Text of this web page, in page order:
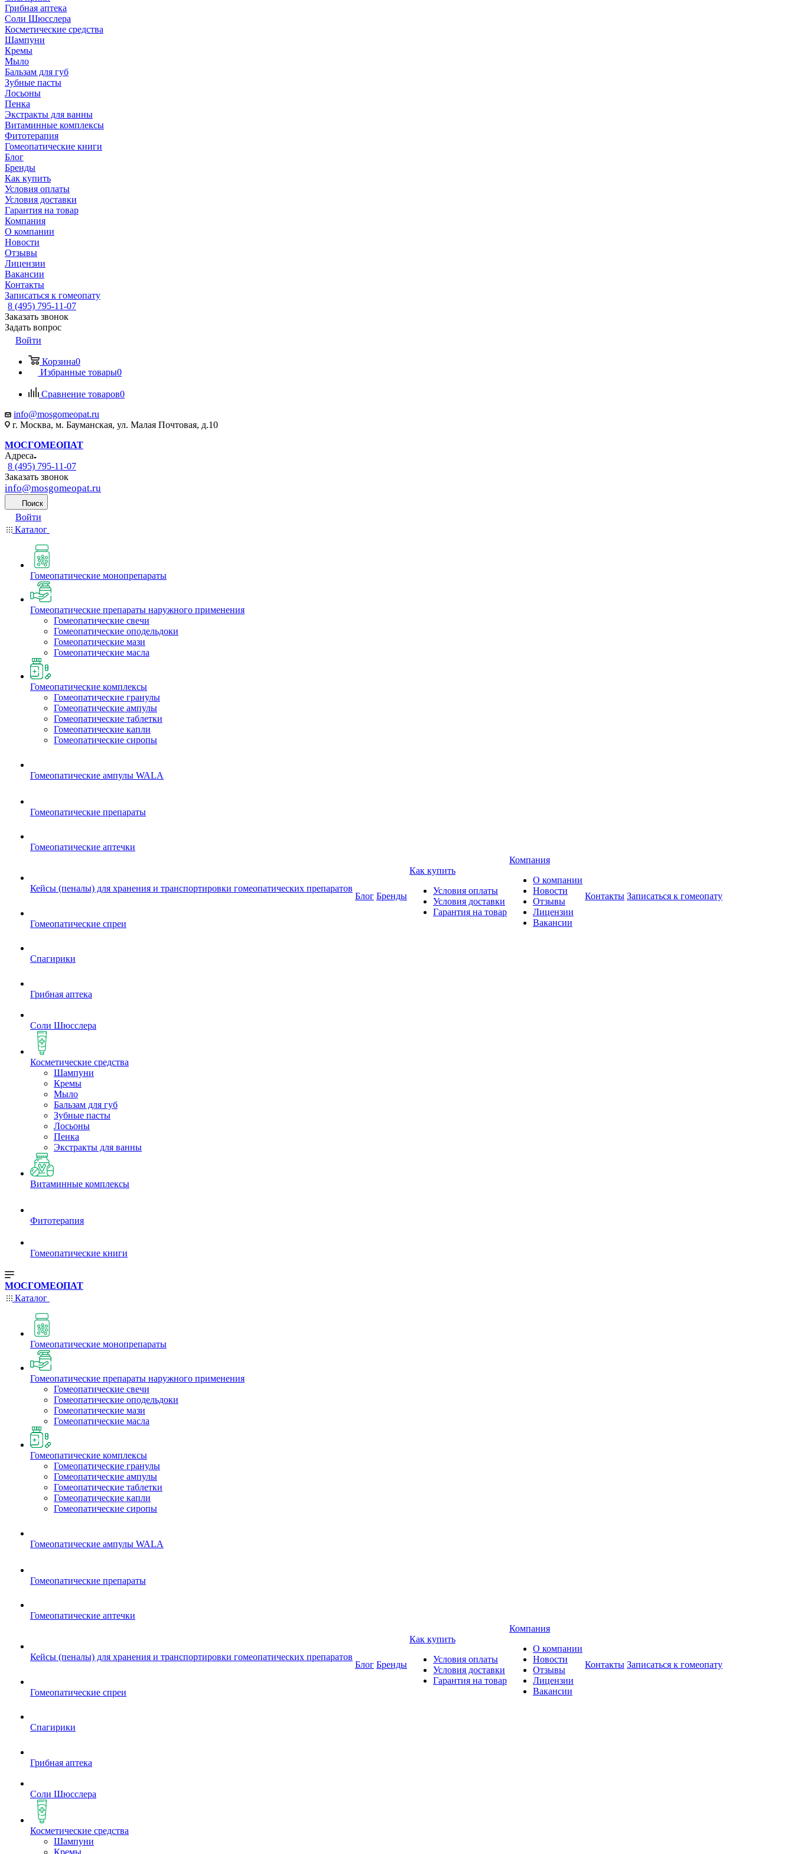
Грибная аптека
Соли Шюсслера
Косметические средства
Шампуни
Кремы
Мыло
Бальзам для губ
Зубные пасты
Лосьоны
Пенка
Экстракты для ванны
Витаминные комплексы
Фитотерапия
Гомеопатические книги
Блог
Бренды
Как купить
Условия оплаты
Условия доставки
Гарантия на товар
Компания
О компании
Новости
Отзывы
Лицензии
Вакансии
Контакты
Записаться к гомеопату
8 (495) 795-11-07
Заказать звонок
Задать вопрос
Войти
Корзина0
Избранные товары0
Сравнение товаров0
info@mosgomeopat.ru
г. Москва, м. Бауманская, ул. Малая Почтовая, д.10
МОСГОМЕОПАТ
Адреса
8 (495) 795-11-07
Заказать звонок
info@mosgomeopat.ru
Поиск
Войти
Каталог
Гомеопатические монопрепараты
Гомеопатические препараты наружного применения
Гомеопатические свечи
Гомеопатические оподельдоки
Гомеопатические мази
Гомеопатические масла
Гомеопатические комплексы
Гомеопатические гранулы
Гомеопатические ампулы
Гомеопатические таблетки
Гомеопатические капли
Гомеопатические сиропы
Гомеопатические ампулы WALA
Гомеопатические препараты
Гомеопатические аптечки
Кейсы (пеналы) для хранения и транспортировки гомеопатических препаратов
Гомеопатические спреи
Спагирики
Грибная аптека
Соли Шюсслера
Косметические средства
Шампуни
Кремы
Мыло
Бальзам для губ
Зубные пасты
Лосьоны
Пенка
Экстракты для ванны
Витаминные комплексы
Фитотерапия
Гомеопатические книги
Блог Бренды
Как купить
Условия оплаты
Условия доставки
Гарантия на товар
Компания
О компании
Новости
Отзывы
Лицензии
Вакансии
Контакты Записаться к гомеопату
МОСГОМЕОПАТ
Каталог
Гомеопатические монопрепараты
Гомеопатические препараты наружного применения
Гомеопатические свечи
Гомеопатические оподельдоки
Гомеопатические мази
Гомеопатические масла
Гомеопатические комплексы
Гомеопатические гранулы
Гомеопатические ампулы
Гомеопатические таблетки
Гомеопатические капли
Гомеопатические сиропы
Гомеопатические ампулы WALA
Гомеопатические препараты
Гомеопатические аптечки
Кейсы (пеналы) для хранения и транспортировки гомеопатических препаратов
Гомеопатические спреи
Спагирики
Грибная аптека
Соли Шюсслера
Косметические средства
Шампуни
Кремы
Блог Бренды
Как купить
Условия оплаты
Условия доставки
Гарантия на товар
Компания
О компании
Новости
Отзывы
Лицензии
Вакансии
Контакты Записаться к гомеопату